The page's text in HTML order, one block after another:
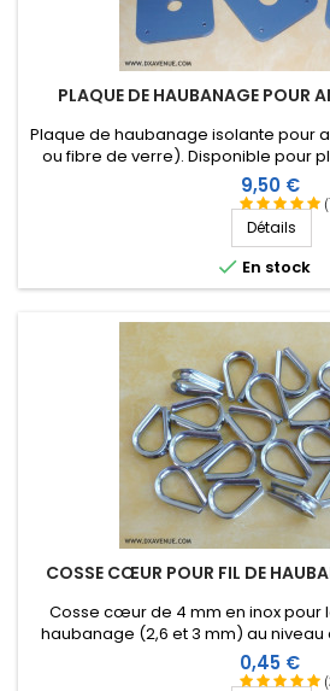
PLAQUE DE HAUBANAGE POUR
Plaque de haubanage isolante pour
ou fibre de verre). Disponible pour
tube. Nouvelle version encore
Prix
9,50 €
Détails
 En stock
COSSE CŒUR POUR FIL DE
Cosse cœur de 4 mm en inox pour
haubanage (2,6 et 3 mm) au
Prix
0,45 €